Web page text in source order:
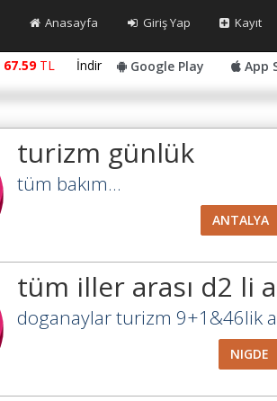
67.59TL İndir Google Play App
Anasayfa Giriş Yap Kayıt
turizm günlük
tüm bakım...
ANTALYA
tüm iller arası d2 li
doganaylar turizm 9+1&46lik
NIGDE